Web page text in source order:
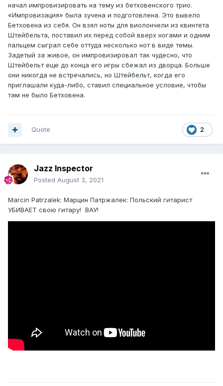
начал импровизировать на тему из бетховенского трио.
«Импровизация» была зучена и подготовлена. Это вывело
Бетховена из себя. Он взял ноты для виолончели из квинтета
Штейбельта, поставил их перед собой вверх ногами и одним
пальцем сыграл себе оттуда несколько нот в виде темы.
Задетый за живое, он импровизировал так чудесно, что
Штейбельт еще до конца его игры сбежал из дворца. Больше
они никогда не встречались, но Штейбельт, когда его
приглашали куда-либо, ставил специальное условие, чтобы
там не было Бетховена.
2
Quote
Jazz Inspector
Posted August 3, 2021
Marcin Patrzalek: Марцин Патржалек: Польский гитарист
УБИВАЕТ свою гитару! ВАУ!